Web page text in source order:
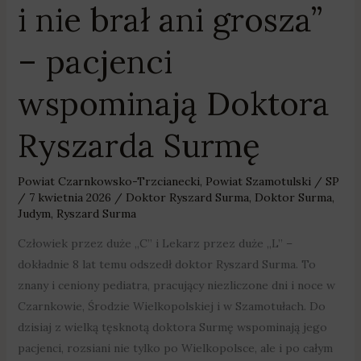
i nie brał ani grosza”
– pacjenci
wspominają Doktora
Ryszarda Surmę
Powiat Czarnkowsko-Trzcianecki, Powiat Szamotulski/ SP
/ 7 kwietnia 2026 / Doktor Ryszard Surma, Doktor Surma,
Judym, Ryszard Surma
Człowiek przez duże „C” i Lekarz przez duże „L” –
dokładnie 8 lat temu odszedł doktor Ryszard Surma. To
znany i ceniony pediatra, pracujący niezliczone dni i noce w
Czarnkowie, Środzie Wielkopolskiej i w Szamotułach. Do
dzisiaj z wielką tęsknotą doktora Surmę wspominają jego
pacjenci, rozsiani nie tylko po Wielkopolsce, ale i po całym